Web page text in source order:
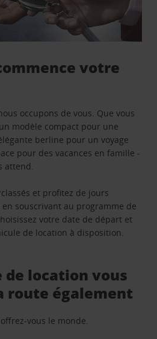
votre
occupons de vous. Que vous
modèle compact pour une
berline pour un voyage
pour des vacances en famille -
attend.
et profitez de jours
souscrivant au programme de
votre date de départ et
de location à disposition.
location vous
route également
vous le monde.